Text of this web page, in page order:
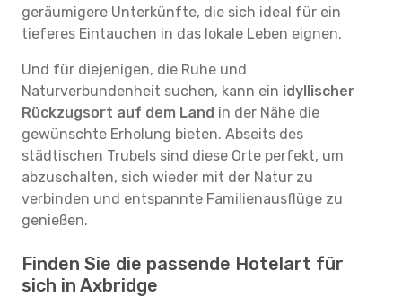
geräumigere Unterkünfte, die sich ideal für ein
tieferes Eintauchen in das lokale Leben eignen.
Und für diejenigen, die Ruhe und
Naturverbundenheit suchen, kann ein idyllischer
Rückzugsort auf dem Land in der Nähe die
gewünschte Erholung bieten. Abseits des
städtischen Trubels sind diese Orte perfekt, um
abzuschalten, sich wieder mit der Natur zu
verbinden und entspannte Familienausflüge zu
genießen.
Finden Sie die passende Hotelart für
sich in Axbridge